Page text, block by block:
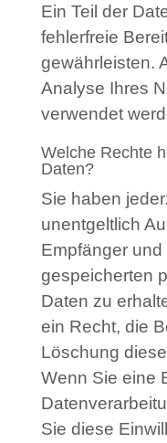
Ein Teil der
fehlerfreie
gewährleisten.
Analyse Ihres
verwendet
Welche Rechte
Daten?
Sie haben
unentgeltlich
Empfänger
gespeicherten
Daten zu
ein Recht, die
Löschung
Wenn Sie eine
Sie diese